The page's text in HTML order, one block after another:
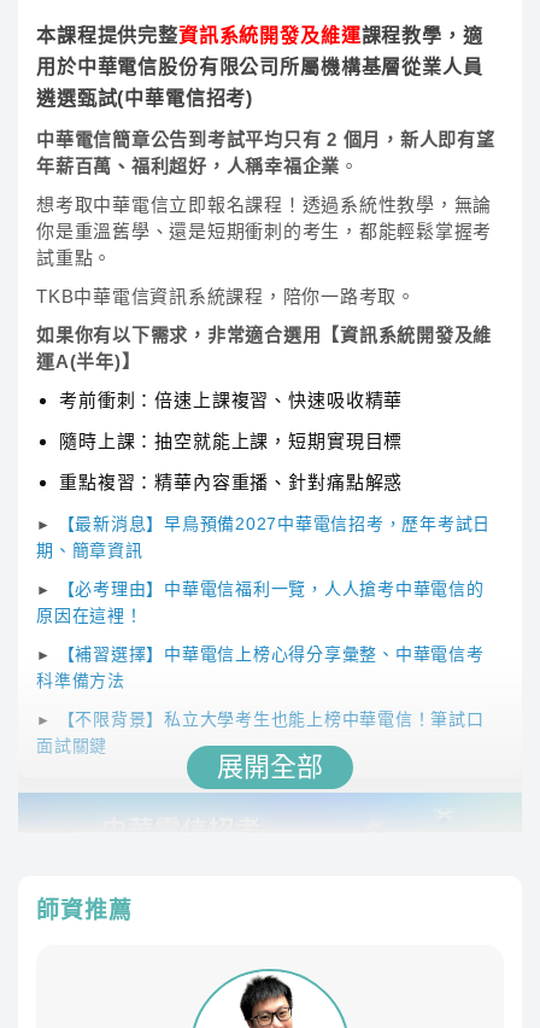
本課程提供完整資訊系統開發及維運課程教學，適
用於中華電信股份有限公司所屬機構基層從業人員
遴選甄試(中華電信招考)
中華電信簡章公告到考試平均只有 2 個月，新人即有望
年薪百萬、福利超好，人稱幸福企業 。
想考取中華電信立即報名課程！透過系統性教學，無論
你是重溫舊學、還是短期衝刺的考生，都能輕鬆掌握考
試重點。
TKB中華電信資訊系統課程，陪你一路考取。
如果你有以下需求，非常適合選用【資訊系統開發及維
運A(半年)】
考前衝刺：倍速上課複習、快速吸收精華
隨時上課：抽空就能上課，短期實現目標
重點複習：精華內容重播、針對痛點解惑
►
【最新消息】早鳥預備2027中華電信招考，歷年考試日
期、簡章資訊
►
【必考理由】中華電信福利一覽，人人搶考中華電信的
原因在這裡！
►
【補習選擇】中華電信上榜心得分享彙整、中華電信考
科準備方法
►
【不限背景】私立大學考生也能上榜中華電信！筆試口
面試關鍵
預備中華電信考試，在 8/31前，選購指定全修雲端
展開全部
師資推薦